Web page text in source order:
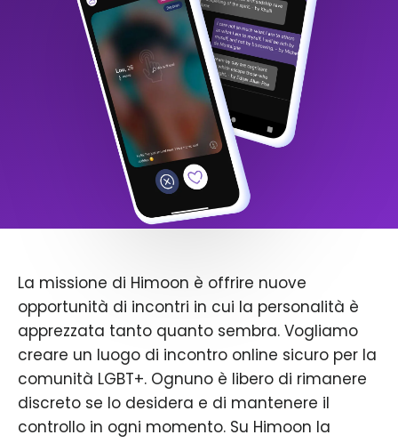
La missione di Himoon è offrire nuove
opportunità di incontri in cui la personalità è
apprezzata tanto quanto sembra. Vogliamo
creare un luogo di incontro online sicuro per la
comunità LGBT+. Ognuno è libero di rimanere
discreto se lo desidera e di mantenere il
controllo in ogni momento. Su Himoon la